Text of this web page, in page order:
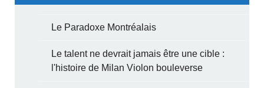
Le Paradoxe Montréalais
Le talent ne devrait jamais être une cible :
l'histoire de Milan Violon bouleverse